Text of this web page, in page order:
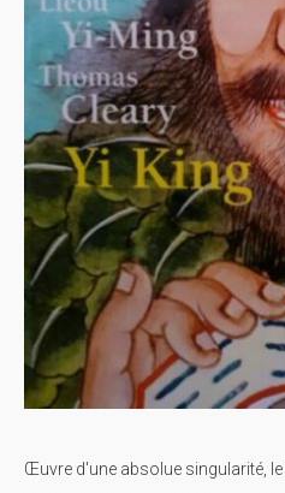
Œuvre d'une absolue singularité, le